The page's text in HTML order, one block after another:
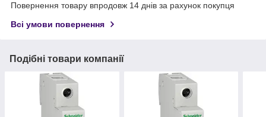
Повернення товару впродовж 14 днів за рахунок покупця
Всі умови повернення
Подібні товари компанії